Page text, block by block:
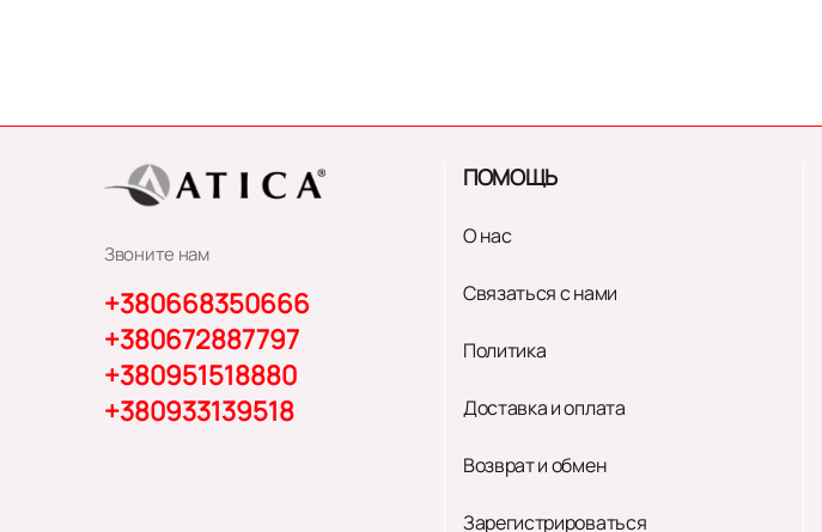
Звоните нам
+380668350666
+380672887797
+380951518880
+380933139518
ПОМОЩЬ
О нас
Связаться с нами
Политика
Доставка и оплата
Возврат и обмен
Зарегистрироваться